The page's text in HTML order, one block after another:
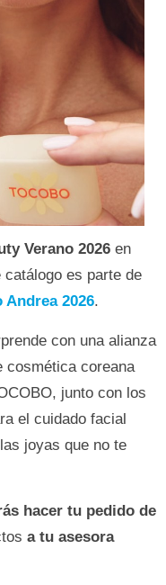
Verano 2026 en
es parte de
Andrea 2026.
con una alianza
cosmética coreana
junto con los
el cuidado facial
joyas que no te
hacer tu pedido de
a tu asesora